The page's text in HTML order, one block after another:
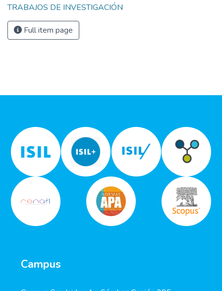
TRABAJOS DE INVESTIGACIÓN
Full item page
Campus